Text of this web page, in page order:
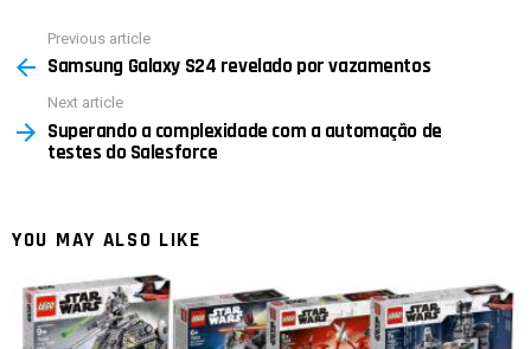
more
Previous article
Samsung Galaxy S24 revelado por vazamentos
Next article
Superando a complexidade com a automação de
testes do Salesforce
YOU MAY ALSO LIKE